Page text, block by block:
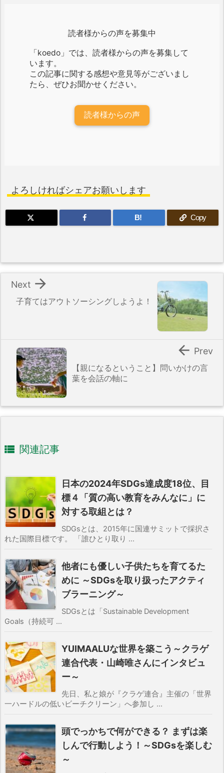
読者様からの声を募集中
「koedo」では、読者様からの声を募集して
います。
この記事に関する感想や意見等がございまし
たら、ぜひお聞かせください。
読者様からの声
よろしければシェアお願いします
B! Copy
子育てはアウトソーシングしようよ！

Next
【親になるということ】問いかけの言
葉を会話の軸に
 Prev
 関連記事
日本の2024年SDGs達成度18位、目
標４「質の高い教育をみんなに」に
対する取組とは？
SDGsとは、2015年に国連サミットで採択さ
れた国際目標です。 「誰ひとり取り ...
他者にも優しい子供たちを育てるた
めに ～SDGsを取り扱ったアクティ
ブラーニング～
SDGsとは「Sustainable Development
Goals（持続可 ...
YUIMAALUな世界を築こう～クラゲ
連合代表・山崎唯さんにインタビュ
ー～
先日、私と娘が『クラゲ連合』主催の「世界
一ハードルの低いビーチクリーン」へ参加し ...
頭でっかちで何ができる？ まずは楽
しんで行動しよう！～SDGsを楽しむ
～